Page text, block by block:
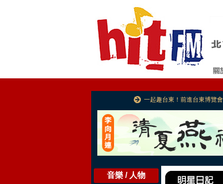
一起趣台東！前進台東博覽會
音樂 / 人物